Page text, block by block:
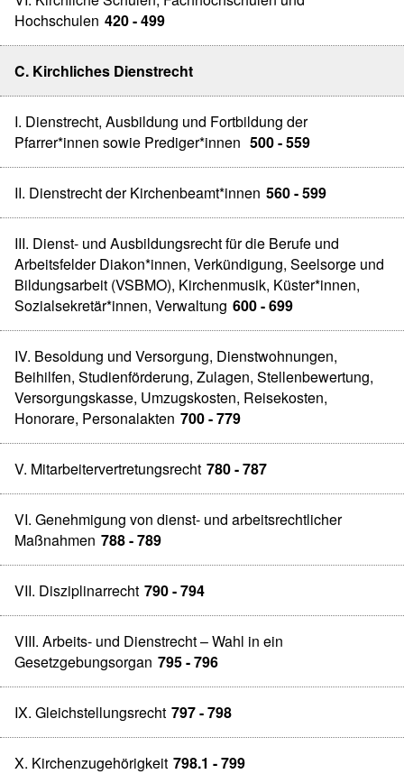
Hochschulen 420 - 499
C. Kirchliches Dienstrecht
I. Dienstrecht, Ausbildung und Fortbildung der
Pfarrer*innen sowie Prediger*innen 500 - 559
II. Dienstrecht der Kirchenbeamt*innen 560 - 599
III. Dienst- und Ausbildungsrecht für die Berufe und
Arbeitsfelder Diakon*innen, Verkündigung, Seelsorge und
Bildungsarbeit (VSBMO), Kirchenmusik, Küster*innen,
Sozialsekretär*innen, Verwaltung 600 - 699
IV. Besoldung und Versorgung, Dienstwohnungen,
Beihilfen, Studienförderung, Zulagen, Stellenbewertung,
Versorgungskasse, Umzugskosten, Reisekosten,
Honorare, Personalakten 700 - 779
V. Mitarbeitervertretungsrecht 780 - 787
VI. Genehmigung von dienst- und arbeitsrechtlicher
Maßnahmen 788 - 789
VII. Disziplinarrecht 790 - 794
VIII. Arbeits- und Dienstrecht – Wahl in ein
Gesetzgebungsorgan 795 - 796
IX. Gleichstellungsrecht 797 - 798
X. Kirchenzugehörigkeit 798.1 - 799